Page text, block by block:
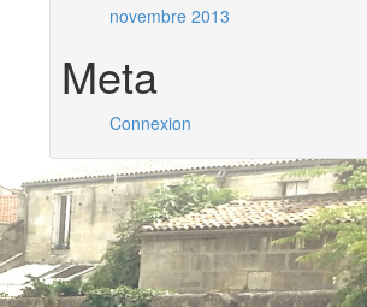
novembre 2013
Meta
Connexion